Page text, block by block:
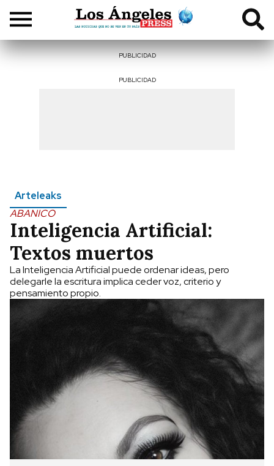
PUBLICIDAD
PUBLICIDAD
Arteleaks
ABANICO
Inteligencia Artificial:
Textos muertos
La Inteligencia Artificial puede ordenar ideas, pero
delegarle la escritura implica ceder voz, criterio y
pensamiento propio.